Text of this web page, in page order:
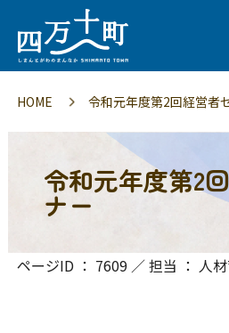
HOME 令和元年度第2回経営者
令和元年度第2
ナー
ページID ： 7609 ／ 担当 ： 人